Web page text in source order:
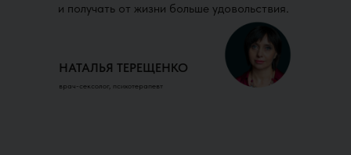
и получать от жизни больше удовольствия.
НАТАЛЬЯ ТЕРЕЩЕНКО
врач-сексолог, психотерапевт